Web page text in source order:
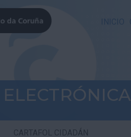
INICIO
CARTAFOL CIDADÁN